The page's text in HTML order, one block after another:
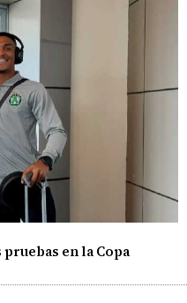
en la Copa